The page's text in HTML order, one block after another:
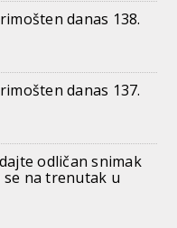
danas 138.
danas 137.
odličan snimak
na trenutak u